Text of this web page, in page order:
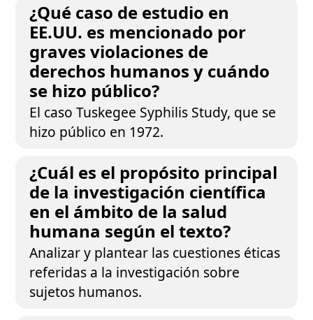
¿Qué caso de estudio en
EE.UU. es mencionado por
graves violaciones de
derechos humanos y cuándo
se hizo público?
El caso Tuskegee Syphilis Study, que se
hizo público en 1972.
¿Cuál es el propósito principal
de la investigación científica
en el ámbito de la salud
humana según el texto?
Analizar y plantear las cuestiones éticas
referidas a la investigación sobre
sujetos humanos.